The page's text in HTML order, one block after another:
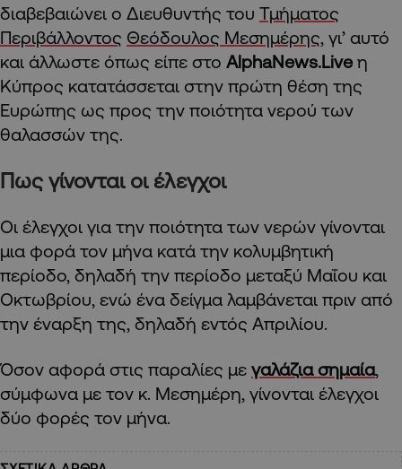
διαβεβαιώνει ο Διευθυντής του Τμήματος
Περιβάλλοντος Θεόδουλος Μεσημέρης , γι’ αυτό
και άλλωστε όπως είπε στο AlphaNews.Liveη
Κύπρος κατατάσσεται στην πρώτη θέση της
Ευρώπης ως προς την ποιότητα νερού των
θαλασσών της.
Πως γίνονται οι έλεγχοι
Οι έλεγχοι για την ποιότητα των νερών γίνονται
μια φορά τον μήνα κατά την κολυμβητική
περίοδο, δηλαδή την περίοδο μεταξύ Μαΐου και
Οκτωβρίου, ενώ ένα δείγμα λαμβάνεται πριν από
την έναρξη της, δηλαδή εντός Απριλίου.
Όσον αφορά στις παραλίες με γαλάζια σημαία,
σύμφωνα με τον κ. Μεσημέρη, γίνονται έλεγχοι
δύο φορές τον μήνα.